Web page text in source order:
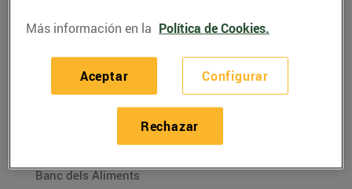
Banc dels Aliments
Más información en la Política de Cookies.
Configurar
Rechazar
Aceptar